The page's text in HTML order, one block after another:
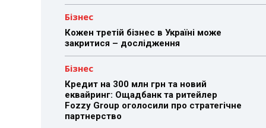
Бізнес
Кожен третій бізнес в Україні може
закритися – дослідження
Бізнес
Кредит на 300 млн грн та новий
еквайринг: Ощадбанк та ритейлер
Fozzy Group оголосили про стратегічне
партнерство